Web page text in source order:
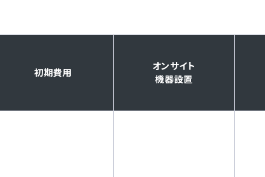
初期費用
オンサイト
機器設置